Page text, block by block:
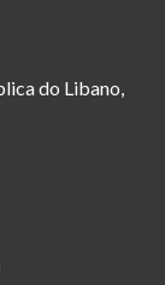
do Libano,